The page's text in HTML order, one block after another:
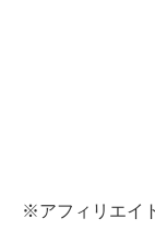
※アフィリエイ